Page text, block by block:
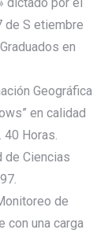
de S etiembre
en
Geográfica
en calidad
40 Horas.
de Ciencias
de
con una carga